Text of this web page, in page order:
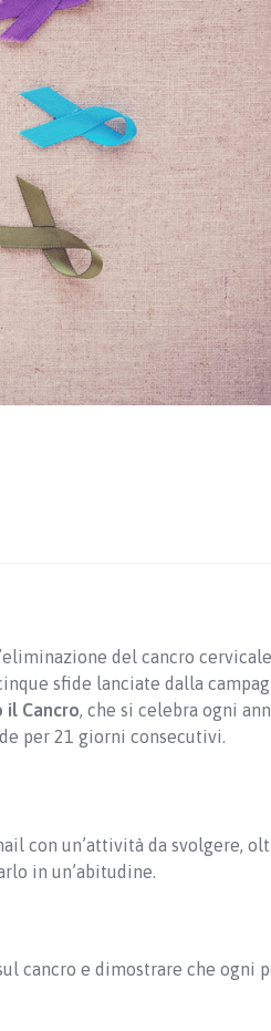
del cancro cervicale,
sfide lanciate dalla
il Cancro , che si celebra ogni
per 21 giorni consecutivi.
con un’attività da svolgere,
in un’abitudine.
cancro e dimostrare che ogni